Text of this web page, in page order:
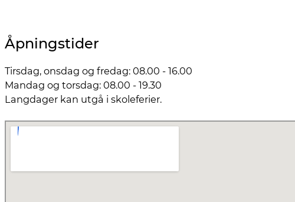
Åpningstider
Tirsdag, onsdag og fredag: 08.00 - 16.00
Mandag og torsdag: 08.00 - 19.30
Langdager kan utgå i skoleferier.